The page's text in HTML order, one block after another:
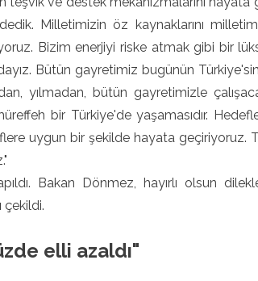
Milletimizin öz kaynaklarını
Bizim enerjiyi riske atmak gibi bir
Bütün gayretimiz bugünün
yılmadan, bütün gayretimizle
bir Türkiye'de yaşamasıdır.
uygun bir şekilde hayata geçiriyoruz.
Bakan Dönmez, hayırlı olsun
çekildi.
elli azaldı"